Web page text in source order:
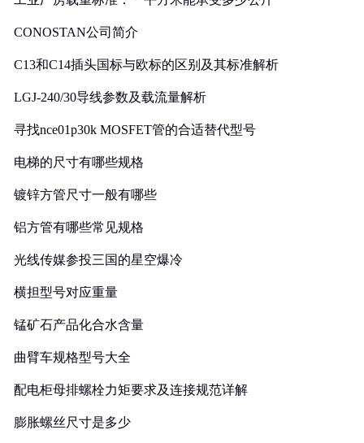
CONOSTAN公司简介
C13和C14插头国标与欧标的区别及其标准解析
LGJ-240/30导线参数及载流量解析
寻找nce01p30k MOSFET管的合适替代型号
电梯的尺寸有哪些规格
镀锌方管尺寸一般有哪些
铝方管有哪些常见规格
光线传媒参投三国的星空爆冷
横担型号对应重量
锰矿石产品化合水含量
曲臂车规格型号大全
配电柜母排螺栓力矩要求及连接规范详解
膨胀螺丝尺寸是多少